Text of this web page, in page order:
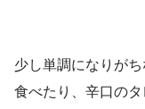
少し単調になりが
食べたり、辛口の